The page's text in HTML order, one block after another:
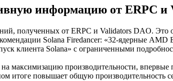
информацию от ERPC и
полученных от ERPC и Validators DAO.
Solana Firedancer: «32-ядерные
клиента Solana» с ограниченными
максимизацию производительности,
итоге повышает общую производительность